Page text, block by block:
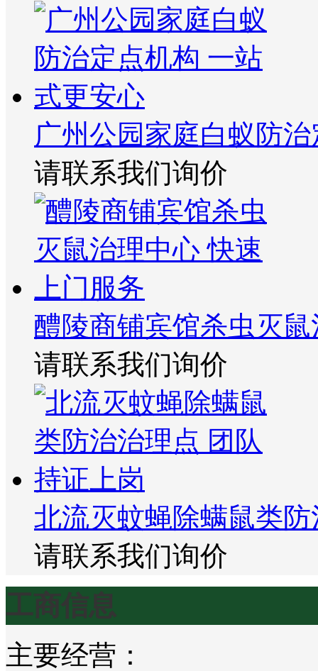
广州公园家庭白蚁防
请联系我们询价
醴陵商铺宾馆杀虫灭
请联系我们询价
北流灭蚊蝇除螨鼠类
请联系我们询价
工商信息
主要经营：